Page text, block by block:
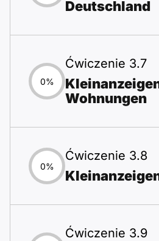
Deutschland
0%
Ćwiczenie 3.7
Wohnungen
0%
Ćwiczenie 3.8
Ćwiczenie 3.9